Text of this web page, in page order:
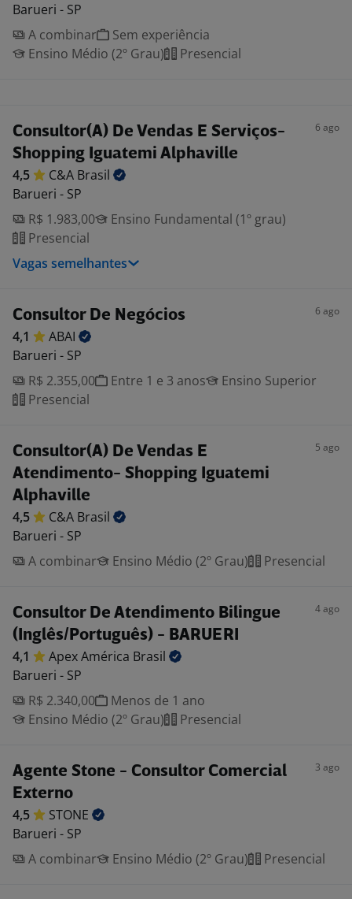
Barueri - SP
A combinar
Sem experiência
Ensino Médio (2º Grau)
Presencial
Consultor(A) De Vendas E Serviços-
Shopping Iguatemi Alphaville
6 ago
4,5 C&A Brasil
Barueri - SP
R$ 1.983,00
Ensino Fundamental (1º grau)
Presencial
Vagas semelhantes
Consultor De Negócios 6 ago
4,1
ABAI
Barueri - SP
R$ 2.355,00
Entre 1 e 3 anos
Ensino Superior
Presencial
Consultor(A) De Vendas E
Atendimento- Shopping Iguatemi
Alphaville
5 ago
4,5 C&A Brasil
Barueri - SP
A combinar
Ensino Médio (2º Grau) Presencial
Consultor De Atendimento Bilingue
(Inglês/Português) - BARUERI
4 ago
4,1 Apex América Brasil
Barueri - SP
R$ 2.340,00
Menos de 1 ano
Ensino Médio (2º Grau)
Presencial
Agente Stone - Consultor Comercial
Externo
3 ago
4,5
STONE
Barueri - SP
A combinar
Ensino Médio (2º Grau) Presencial